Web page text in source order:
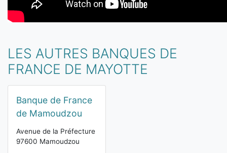
LES AUTRES BANQUES DE
FRANCE DE MAYOTTE
Banque de France
de Mamoudzou
Avenue de la Préfecture
97600 Mamoudzou